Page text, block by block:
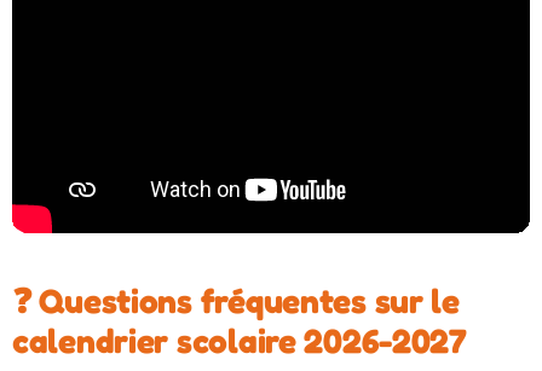
❓ Questions fréquentes sur le
calendrier scolaire 2026-2027